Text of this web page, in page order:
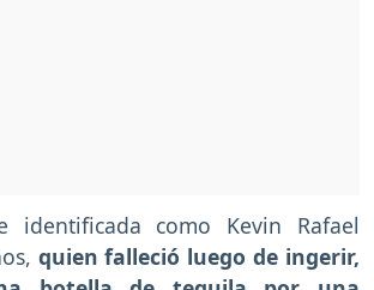
identificada como Kevin Rafael
quien falleció luego de ingerir,